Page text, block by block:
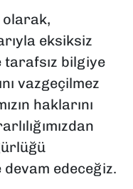
olarak,
eksiksiz
tarafsız bilgiye
vazgeçilmez
haklarını
edeceğiz.